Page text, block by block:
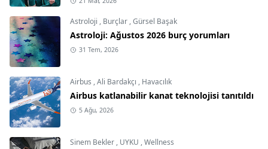
Astroloji , Burçlar ,Gürsel Başak
Astroloji: Ağustos 2026 burç yorumları
31 Tem, 2026
Airbus ,Ali Bardakçı , Havacılık
Airbus katlanabilir kanat teknolojisi tanıtıldı
5 Ağu, 2026
Sinem Bekler , UYKU ,Wellness